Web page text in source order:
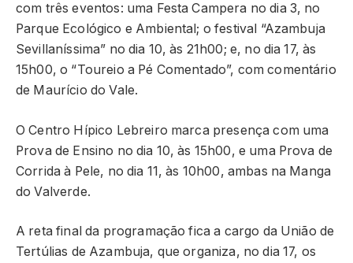
com três eventos: uma Festa Campera no dia 3, no
Parque Ecológico e Ambiental; o festival “Azambuja
Sevillaníssima” no dia 10, às 21h00; e, no dia 17, às
15h00, o “Toureio a Pé Comentado”, com comentário
de Maurício do Vale.
O Centro Hípico Lebreiro marca presença com uma
Prova de Ensino no dia 10, às 15h00, e uma Prova de
Corrida à Pele, no dia 11, às 10h00, ambas na Manga
do Valverde.
A reta final da programação fica a cargo da União de
Tertúlias de Azambuja, que organiza, no dia 17, os